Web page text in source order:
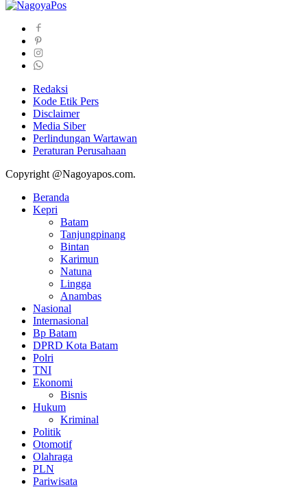
Redaksi
Kode Etik Pers
Disclaimer
Media Siber
Perlindungan Wartawan
Peraturan Perusahaan
Copyright @Nagoyapos.com.
Beranda
Kepri
Batam
Tanjungpinang
Bintan
Karimun
Natuna
Lingga
Anambas
Nasional
Internasional
Bp Batam
DPRD Kota Batam
Polri
TNI
Ekonomi
Bisnis
Hukum
Kriminal
Politik
Otomotif
Olahraga
PLN
Pariwisata